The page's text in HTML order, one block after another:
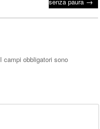
I campi obbligatori sono